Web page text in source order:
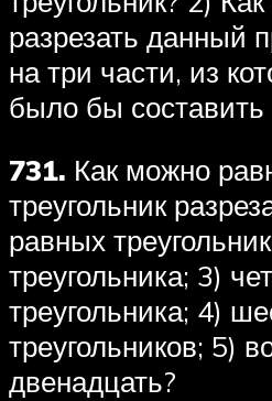
разрезать данный
на три части, из
было бы составить
731. Как можно
треугольник
равных
треугольника; 3)
треугольника; 4)
треугольников; 5)
двенадцать?